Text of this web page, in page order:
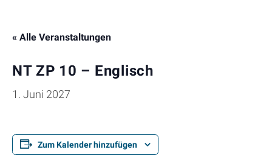
« Alle Veranstaltungen
NT ZP 10 – Englisch
1. Juni 2027
Zum Kalender hinzufügen